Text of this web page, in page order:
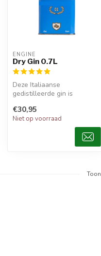
ENGINE
Dry Gin 0.7L
Deze Italiaanse
gedistilleerde gin is
plantaardige en natuurlij...
€30,95
Niet op voorraad
Toon